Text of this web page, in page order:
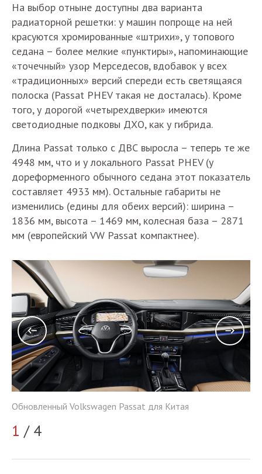
На выбор отныне доступны два варианта
радиаторной решетки: у машин попроще на ней
красуются хромированные «штрихи», у топового
седана – более мелкие «пунктиры», напоминающие
«точечный» узор Мерседесов, вдобавок у всех
«традиционных» версий спереди есть светящаяся
полоска (Passat PHEV такая не досталась). Кроме
того, у дорогой «четырехдверки» имеются
светодиодные подковы ДХО, как у гибрида.
Длина Passat только с ДВС выросла – теперь те же
4948 мм, что и у локального Passat PHEV (у
дореформенного обычного седана этот показатель
составляет 4933 мм). Остальные габариты не
изменились (едины для обеих версий): ширина –
1836 мм, высота – 1469 мм, колесная база – 2871
мм (европейский VW Passat компактнее).
Обновленный Volkswagen Passat для Китая
1 / 4